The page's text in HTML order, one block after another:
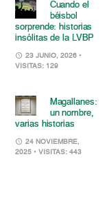
Cuando el
béisbol
sorprende: historias
insólitas de la LVBP
23 JUNIO, 2026 •
VISITAS: 129
Magallanes:
un nombre,
varias historias
24 NOVIEMBRE,
2025 • VISITAS: 443